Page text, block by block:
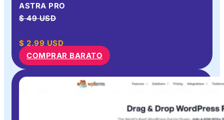
ASTRA PRO
$ 49 USD
$ 2.99 USD
COMPRAR BARATO